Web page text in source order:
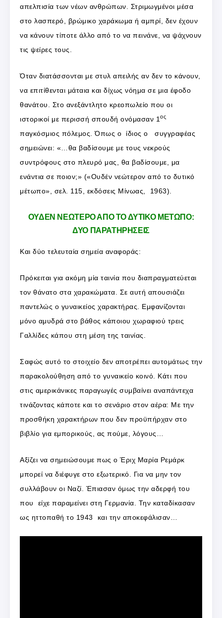
απελπισία των νέων ανθρώπων. Στριμωγμένοι μέσα
στο λασπερό, βρώμικο χαράκωμα ή αμπρί, δεν έχουν
να κάνουν τίποτε άλλο από το να πεινάνε, να ψάχνουν
τις ψείρες τους.
Όταν διατάσσονται με στυλ απειλής αν δεν το κάνουν,
να επιτίθενται μάταια και δίχως νόημα σε μια έφοδο
θανάτου. Στο ανεξάντλητο κρεοπωλείο που οι
ιστορικοί με περισσή σπουδή ονόμασαν 1 ος
παγκόσμιος πόλεμος. Όπως ο ίδιος ο συγγραφέας
σημειώνει: «…θα βαδίσουμε με τους νεκρούς
συντρόφους στο πλευρό μας, θα βαδίσουμε, μα
ενάντια σε ποιον;» («Ουδέν νεώτερον από το δυτικό
μέτωπο», σελ. 115, εκδόσεις Μίνωας, 1963).
ΟΥΔΕΝ ΝΕΩΤΕΡΟ ΑΠΟ ΤΟ ΔΥΤΙΚΟ ΜΕΤΩΠΟ:
ΔΥΟ ΠΑΡΑΤΗΡΗΣΕΙΣ
Και δύο τελευταία σημεία αναφοράς:
Πρόκειται για ακόμη μία ταινία που διαπραγματεύεται
τον θάνατο στα χαρακώματα. Σε αυτή απουσιάζει
παντελώς ο γυναικείος χαρακτήρας. Εμφανίζονται
μόνο αμυδρά στο βάθος κάποιου χωραφιού τρεις
Γαλλίδες κάπου στη μέση της ταινίας.
Σαφώς αυτό το στοιχείο δεν αποτρέπει αυτομάτως την
παρακολούθηση από το γυναικείο κοινό. Κάτι που
στις αμερικάνικες παραγωγές συμβαίνει αναπάντεχα
τινάζοντας κάποτε και το σενάριο στον αέρα: Με την
προσθήκη χαρακτήρων που δεν προϋπήρχαν στο
βιβλίο για εμπορικούς, ας πούμε, λόγους…
Αξίζει να σημειώσουμε πως ο Έριχ Μαρία Ρεμάρκ
μπορεί να διέφυγε στο εξωτερικό. Για να μην τον
συλλάβουν οι Ναζί. Έπιασαν όμως την αδερφή του
που είχε παραμείνει στη Γερμανία. Την καταδίκασαν
ως ηττοπαθή το 1943 και την αποκεφάλισαν…